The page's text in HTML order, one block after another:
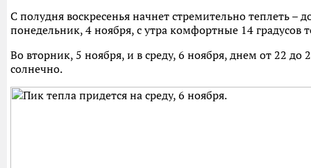
С полудня воскресенья начнет стремительно теплеть –
понедельник, 4 ноября, с утра комфортные 14 градусов
Во вторник, 5 ноября, и в среду, 6 ноября, днем от 22 до
солнечно.